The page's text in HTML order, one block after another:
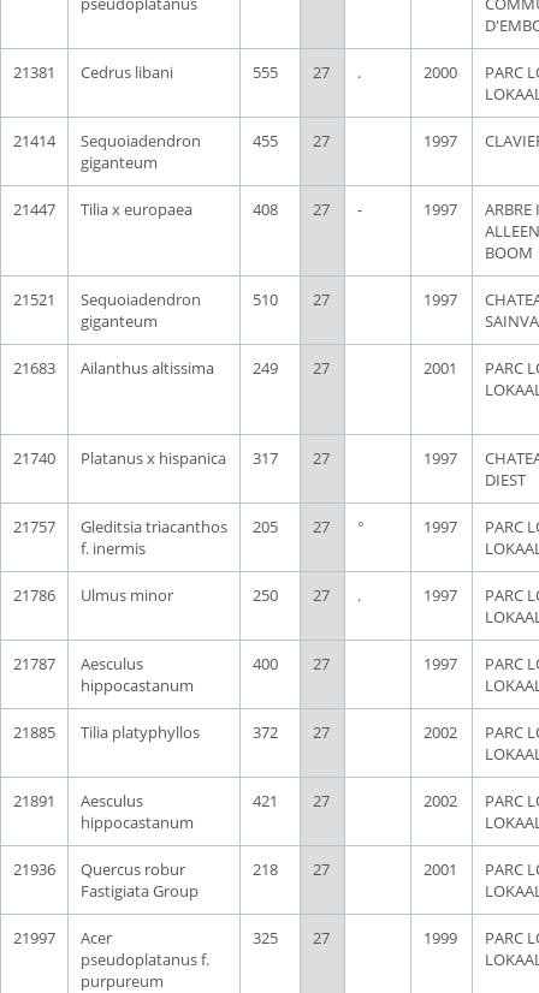
21381 Cedrus libani 555 27 . 2000
PARC
21414
Sequoiadendron
giganteum
455 27 1997
21447 Tilia x europaea 408 27 - 1997
ARBRE
BOOM
21521
Sequoiadendron
giganteum
510 27 1997
21683 Ailanthus altissima 249 27 2001
PARC
21740 Platanus x hispanica 317 27 1997
DIEST
21757
Gleditsia triacanthos
f. inermis
205 27 ° 1997
PARC
21786 Ulmus minor 250 27 . 1997
PARC
21787
Aesculus
hippocastanum
400 27 1997
PARC
21885 Tilia platyphyllos 372 27 2002
PARC
21891
Aesculus
hippocastanum
421 27 2002
PARC
21936
Quercus robur
Fastigiata Group
218 27 2001
PARC
21997
Acer
pseudoplatanus f.
purpureum
325 27 1999
PARC